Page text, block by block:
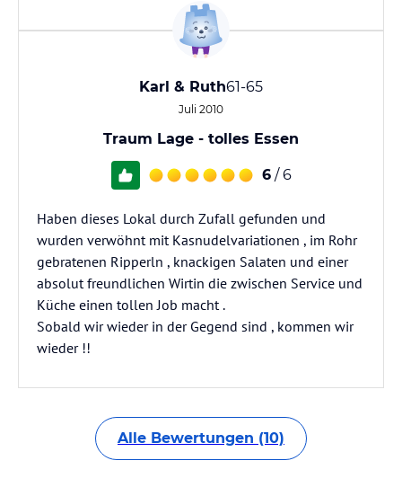
Karl & Ruth61-65
Juli 2010
Traum Lage - tolles Essen
6 / 6
Haben dieses Lokal durch Zufall gefunden und
wurden verwöhnt mit Kasnudelvariationen , im Rohr
gebratenen Ripperln , knackigen Salaten und einer
absolut freundlichen Wirtin die zwischen Service und
Küche einen tollen Job macht .
Sobald wir wieder in der Gegend sind , kommen wir
wieder !!
Alle Bewertungen (10)